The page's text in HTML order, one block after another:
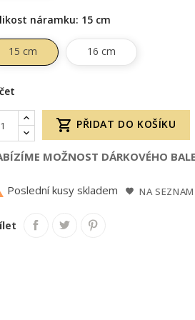
náramku: 15 cm
15 cm 16 cm
 PŘIDAT DO KOŠÍKU
MOŽNOST DÁRKOVÉHO
Poslední kusy skladem NA